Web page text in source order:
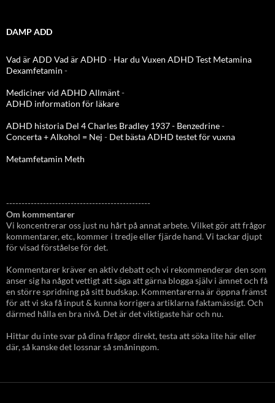
DAMP ADD
Vad är ADD Vad är ADHD - Har du Vuxen ADHD Test Metamina
Dexamfetamin -
Mediciner vid ADHD Allmänt-
ADHD information för läkare
ADHD historia Del 4 Charles Bradley 1937 - Benzedrine-
Concerta + Alkohol = Nej - Det bästa ADHD testet för vuxna
Metamfetamin Meth
-----------------------------------------------
Om kommentarer
Vi koncentrerar oss just nu hårt på annat arbete. Vilket gör att frågor
kommentarer, etc, kommer i tredje eller fjärde hand. Vi tackar djupt
för visad förståelse för det.
Kommentarer kräver en aktiv debatt och vi rekommenderar den som
anser sig ha något vettigt att säga att gärna blogga själv i ämnet och få
en större spridning på sitt budskap. Kommentarerna är öppna främst
för att vi ska få input & kunna korrigera artiklarna faktamässigt. Och
därmed hålla en bra nivå. Det är det viktigaste här och nu.
Hittar du inte svar på dina frågor direkt, testa att söka lite här eller
där, så kanske det lossnar så småningom.